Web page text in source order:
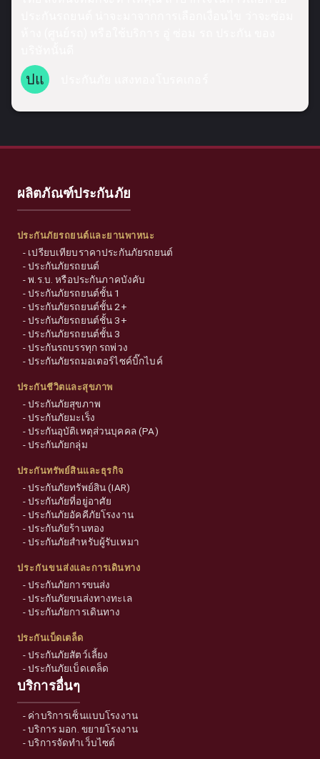
ปแ
ผลิตภัณฑ์ประกันภัย
ประกันภัยรถยนต์และยานพาหนะ
- เปรียบเทียบราคาประกันภัยรถยนต์
-ประกันภัยรถยนต์
-พ.ร.บ. หรือประกันภาคบังคับ
-ประกันภัยรถยนต์ชั้น 1
-ประกันภัยรถยนต์ชั้น 2+
-ประกันภัยรถยนต์ชั้น 3+
-ประกันภัยรถยนต์ชั้น 3
-ประกันรถบรรทุก รถพ่วง
-ประกันภัยรถมอเตอร์ไซค์บิ๊กไบค์
ประกันชีวิตและสุขภาพ
-ประกันภัยสุขภาพ
-ประกันภัยมะเร็ง
-ประกันอุบัติเหตุส่วนบุคคล (PA)
-ประกันภัยกลุ่ม
ประกันทรัพย์สินและธุรกิจ
-ประกันภัยทรัพย์สิน (IAR)
-ประกันภัยที่อยู่อาศัย
-ประกันภัยอัคคีภัยโรงงาน
-ประกันภัยร้านทอง
-ประกันภัยสำหรับผู้รับเหมา
ประกันขนส่งและการเดินทาง
-ประกันภัยการขนส่ง
-ประกันภัยขนส่งทางทะเล
-ประกันภัยการเดินทาง
ประกันเบ็ดเตล็ด
-ประกันภัยสัตว์เลี้ยง
-ประกันภัยเบ็ดเตล็ด
บริการอื่นๆ
- ค่าบริการเซ็นแบบโรงงาน
-บริการ มอก. ขยายโรงงาน
-บริการจัดทำเว็บไซต์